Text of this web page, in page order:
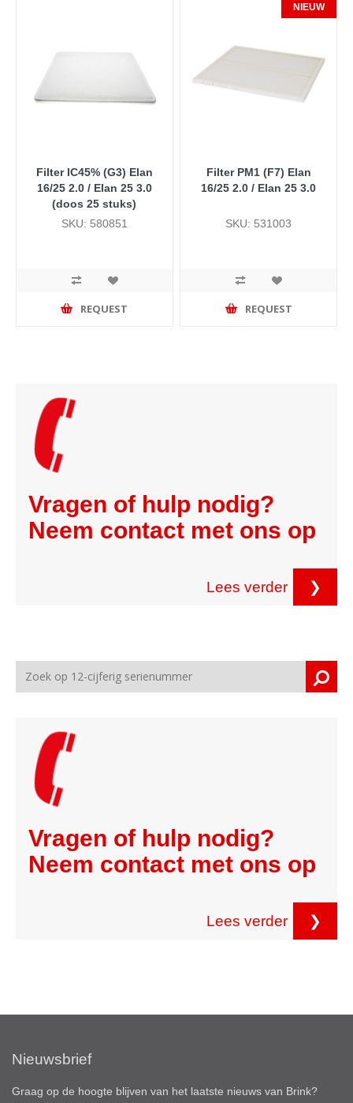
Filter IC45% (G3) Elan
16/25 2.0 / Elan 25 3.0
(doos 25 stuks)
SKU: 580851
REQUEST
NIEUW
Filter PM1 (F7) Elan
16/25 2.0 / Elan 25 3.0
SKU: 531003
REQUEST
Vragen of hulp nodig?
Neem contact met ons op
Lees verder ❯
Vragen of hulp nodig?
Neem contact met ons op
Lees verder ❯
Nieuwsbrief
Graag op de hoogte blijven van het laatste nieuws van Brink?